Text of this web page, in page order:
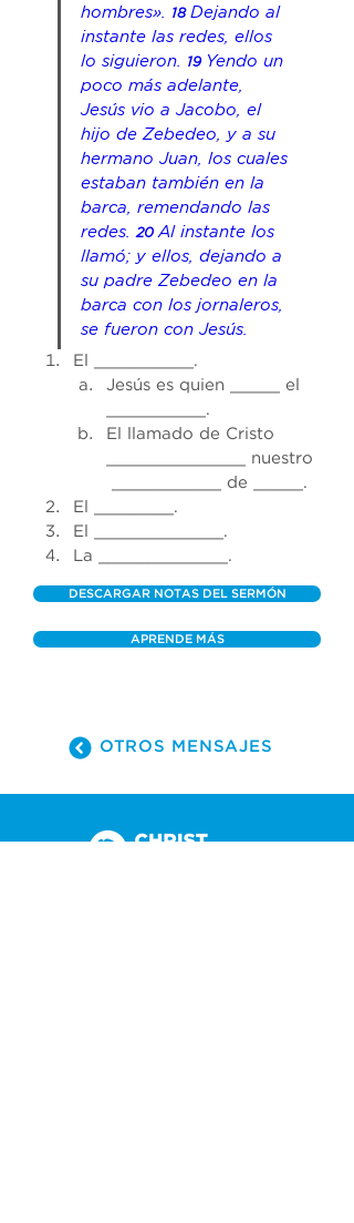
hombres».
18 Dejando al
instante las redes, ellos
lo siguieron.
19 Yendo un
poco más adelante,
Jesús vio a Jacobo, el
hijo de Zebedeo, y a su
hermano Juan, los cuales
estaban también en la
barca, remendando las
redes. 20 Al instante los
llamó; y ellos, dejando a
su padre Zebedeo en la
barca con los jornaleros,
se fueron con Jesús.
El __________.
Jesús es quien _____ el
__________.
El llamado de Cristo
______________ nuestro
___________ de _____.
El ________.
El _____________.
La _____________.
DESCARGAR NOTAS DEL SERMÓN
APRENDE MÁS
OTROS MENSAJES